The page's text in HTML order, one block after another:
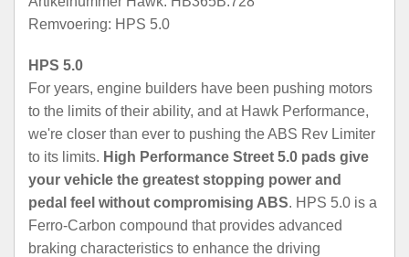
Remvoering: HPS 5.0
HPS 5.0
For years, engine builders have been pushing motors
to the limits of their ability, and at Hawk Performance,
we're closer than ever to pushing the ABS Rev Limiter
to its limits. High Performance Street 5.0 pads give
your vehicle the greatest stopping power and
pedal feel without compromising ABS. HPS 5.0 is a
Ferro-Carbon compound that provides advanced
braking characteristics to enhance the driving